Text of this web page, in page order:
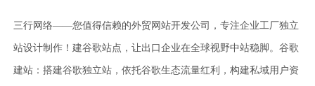
三行网络——您值得信赖的外贸网站开发公司，专注企业工厂独立
站设计制作！建谷歌站点，让出口企业在全球视野中站稳脚。谷歌
建站：搭建谷歌独立站，依托谷歌生态流量红利，构建私域用户资